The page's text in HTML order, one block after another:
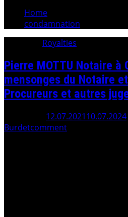
Home
condamnation
Royalties
Pierre MOTTU Notaire à
mensonges du Notaire
Procureurs et autres
12.07.202110.07.2024
Burdetcomment